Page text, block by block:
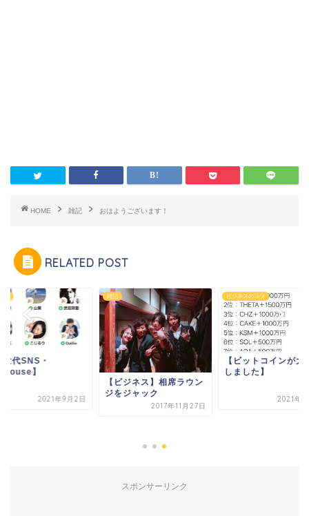
HOME 雑記 おはようございます！
RELATED POST
世代SNS・
】
2021年9月2日
雑記
【ビジネス】相席ラウン
ジをジャック
2017年11月27日
ビジネスのコツ
【ビットコインが大
しました】
2021年9
スポンサーリンク